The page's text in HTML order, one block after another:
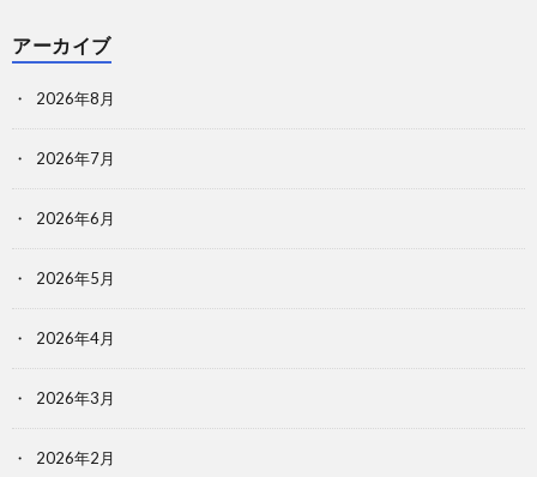
アーカイブ
2026年8月
2026年7月
2026年6月
2026年5月
2026年4月
2026年3月
2026年2月